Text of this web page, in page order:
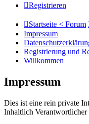
Registrieren
Startseite < Forum
Impressum
Registrierung und
Willkommen
Impressum
Dies ist eine rein private
Inhaltlich